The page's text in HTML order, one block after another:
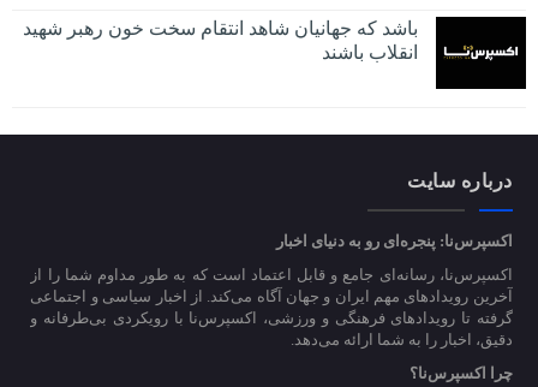
باشد که جهانیان شاهد انتقام سخت خون رهبر شهید
انقلاب باشند
درباره سایت
اکسپرس‌نا: پنجره‌ای رو به دنیای اخبار
اکسپرس‌نا، رسانه‌ای جامع و قابل اعتماد است که به طور مداوم شما را از
آخرین رویدادهای مهم ایران و جهان آگاه می‌کند. از اخبار سیاسی و اجتماعی
گرفته تا رویدادهای فرهنگی و ورزشی، اکسپرس‌نا با رویکردی بی‌طرفانه و
دقیق، اخبار را به شما ارائه می‌دهد.
چرا اکسپرس‌نا؟